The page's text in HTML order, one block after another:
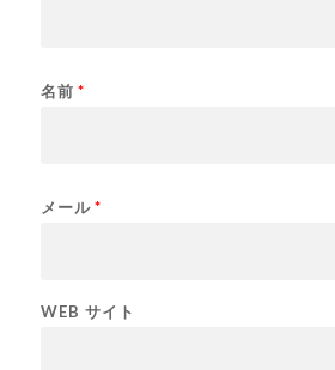
名前 *
メール *
WEB サイト